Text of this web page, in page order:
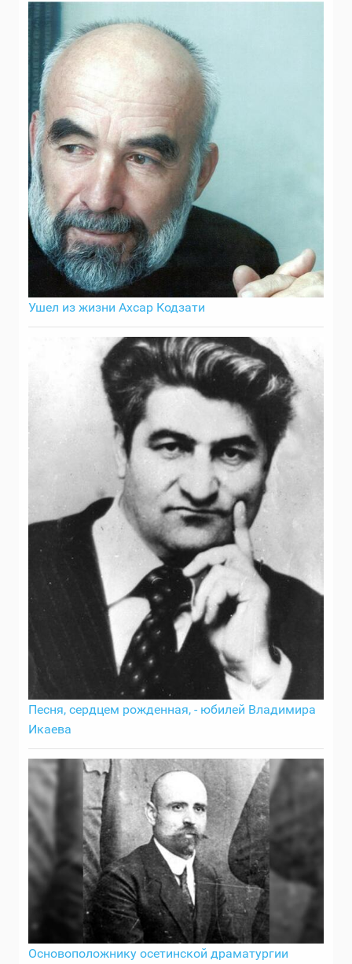
Ушел из жизни Ахсар Кодзати
Песня, сердцем рожденная, - юбилей Владимира
Икаева
Основоположнику осетинской драматургии